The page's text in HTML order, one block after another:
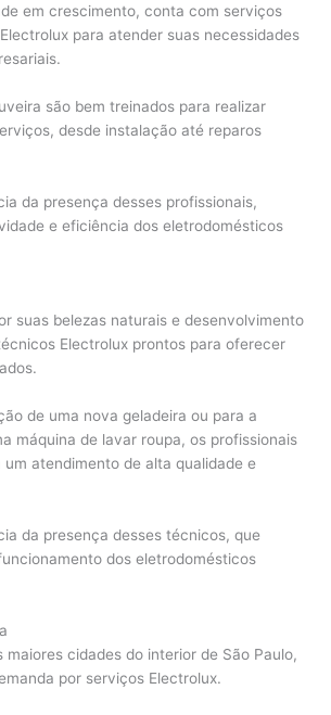
em crescimento, conta com serviços
para atender suas necessidades
são bem treinados para realizar
desde instalação até reparos
da presença desses profissionais,
e eficiência dos eletrodomésticos
suas belezas naturais e desenvolvimento
Electrolux prontos para oferecer
de uma nova geladeira ou para a
máquina de lavar roupa, os profissionais
atendimento de alta qualidade e
da presença desses técnicos, que
dos eletrodomésticos
maiores cidades do interior de São Paulo,
por serviços Electrolux.